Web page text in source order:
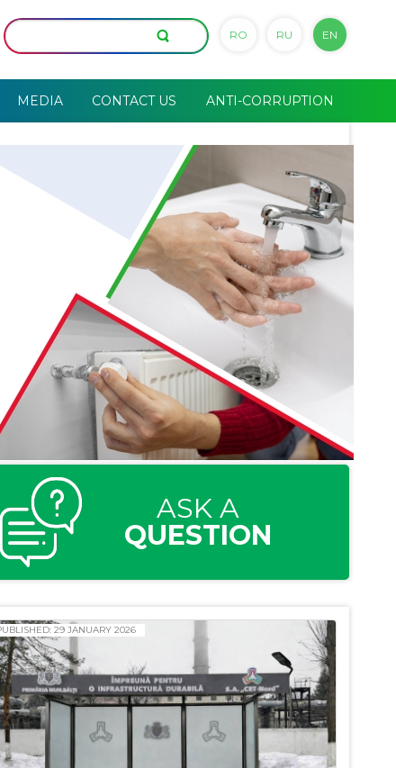
RO RU EN
MEDIA CONTACT US ANTI-CORRUPTION
ASK A
QUESTION
29 JANUARY 2026